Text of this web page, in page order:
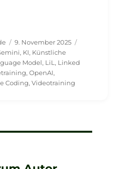
Veröffentlicht
am
9. November 2025
, KI, Künstliche
Model, LiL, Linked
,OpenAI,
Coding,Videotraining